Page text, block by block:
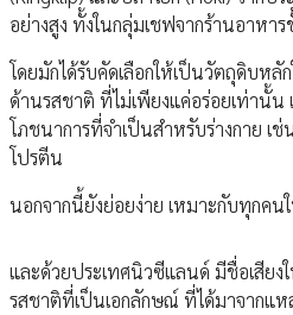
อย่างสูง ทั้งในกลุ่มเชฟจากร้านอาหา
โดยมักได้รับคัดเลือกให้เป็นวัตถุดิบหลั
ด้านรสชาติ ที่ไม่เพียงแค่อร่อยเท่านั้
โภชนาการที่จำเป็นสำหรับร่างกาย เช่
โปรตีน
นอกจากนี้ยังย่อยง่าย เหมาะกับทุกคน
และด้วยประเทศนิวซีแลนด์ มีชื่อเสีย
รสชาติที่เป็นเอกลักษณ์ ที่ได้มาจากแ